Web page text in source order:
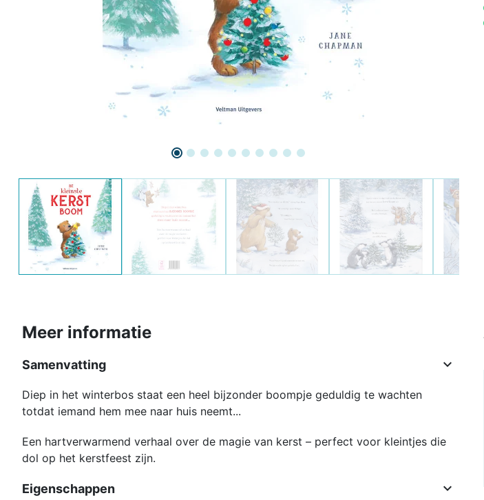
Meer informatie
Samenvatting 
Diep in het winterbos staat een heel bijzonder boompje geduldig te wachten
totdat iemand hem mee naar huis neemt...
Een hartverwarmend verhaal over de magie van kerst – perfect voor kleintjes die
dol op het kerstfeest zijn.
Eigenschappen 